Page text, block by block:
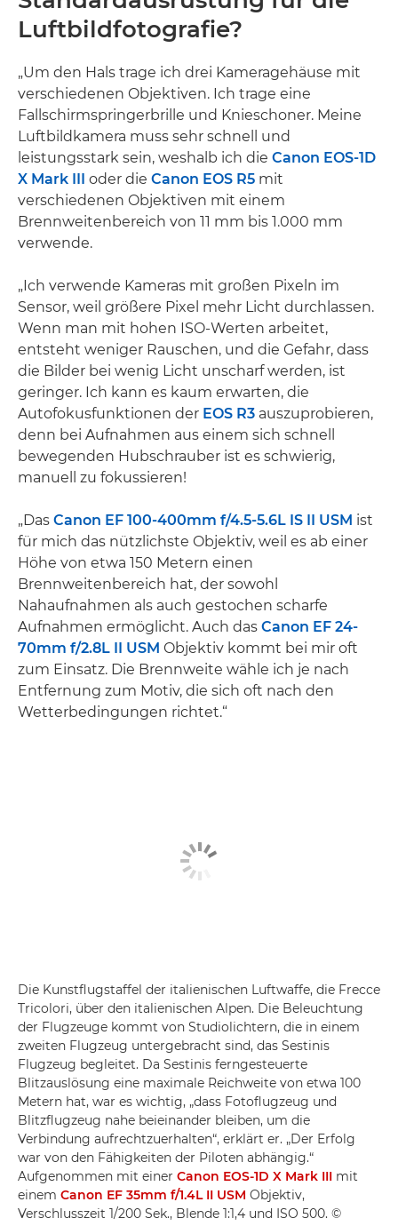
Luftbildfotografie?
„Um den Hals trage ich drei Kameragehäuse mit
verschiedenen Objektiven. Ich trage eine
Fallschirmspringerbrille und Knieschoner. Meine
Luftbildkamera muss sehr schnell und
leistungsstark sein, weshalb ich die Canon EOS-1D
X Mark III
oder die Canon EOS R5 mit
verschiedenen Objektiven mit einem
Brennweitenbereich von 11 mm bis 1.000 mm
verwende.
„Ich verwende Kameras mit großen Pixeln im
Sensor, weil größere Pixel mehr Licht durchlassen.
Wenn man mit hohen ISO-Werten arbeitet,
entsteht weniger Rauschen, und die Gefahr, dass
die Bilder bei wenig Licht unscharf werden, ist
geringer. Ich kann es kaum erwarten, die
Autofokusfunktionen der EOS R3 auszuprobieren,
denn bei Aufnahmen aus einem sich schnell
bewegenden Hubschrauber ist es schwierig,
manuell zu fokussieren!
„Das Canon EF 100-400mm f/4.5-5.6L IS II USM ist
für mich das nützlichste Objektiv, weil es ab einer
Höhe von etwa 150 Metern einen
Brennweitenbereich hat, der sowohl
Nahaufnahmen als auch gestochen scharfe
Aufnahmen ermöglicht. Auch das Canon EF 24-
70mm f/2.8L II USM Objektiv kommt bei mir oft
zum Einsatz. Die Brennweite wähle ich je nach
Entfernung zum Motiv, die sich oft nach den
Wetterbedingungen richtet.“
Die Kunstflugstaffel der italienischen Luftwaffe, die Frecce
Tricolori, über den italienischen Alpen. Die Beleuchtung
der Flugzeuge kommt von Studiolichtern, die in einem
zweiten Flugzeug untergebracht sind, das Sestinis
Flugzeug begleitet. Da Sestinis ferngesteuerte
Blitzauslösung eine maximale Reichweite von etwa 100
Metern hat, war es wichtig, „dass Fotoflugzeug und
Blitzflugzeug nahe beieinander bleiben, um die
Verbindung aufrechtzuerhalten“, erklärt er. „Der Erfolg
war von den Fähigkeiten der Piloten abhängig.“
Aufgenommen mit einer Canon EOS-1D X Mark III mit
einem Canon EF 35mm f/1.4L II USM Objektiv,
Verschlusszeit 1/200 Sek., Blende 1:1,4 und ISO 500. ©